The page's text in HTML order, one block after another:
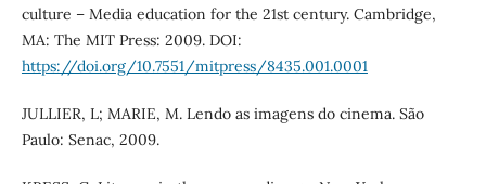
culture – Media education for the 21st century. Cambridge,
MA: The MIT Press: 2009. DOI:
https://doi.org/10.7551/mitpress/8435.001.0001
JULLIER, L; MARIE, M. Lendo as imagens do cinema. São
Paulo: Senac, 2009.